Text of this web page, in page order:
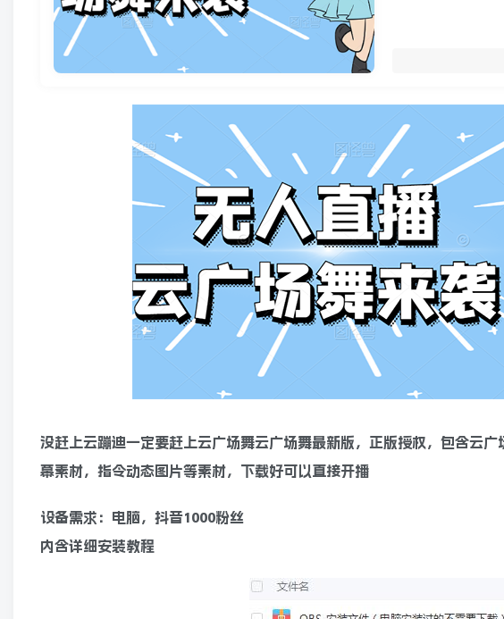
没赶上云蹦迪一定要赶上云广场舞云广场舞最新版，正版授权，包含云
幕素材，指令动态图片等素材，下载好可以直接开播
设备需求：电脑，抖音1000粉丝
内含详细安装教程